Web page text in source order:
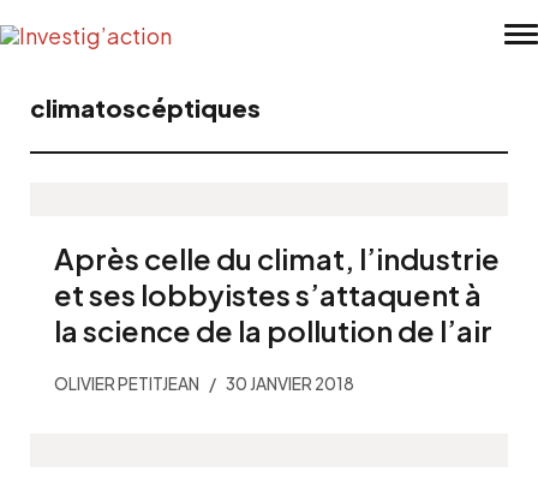
climatoscéptiques
Après celle du climat, l’industrie
et ses lobbyistes s’attaquent à
la science de la pollution de l’air
OLIVIER PETITJEAN 30 JANVIER 2018